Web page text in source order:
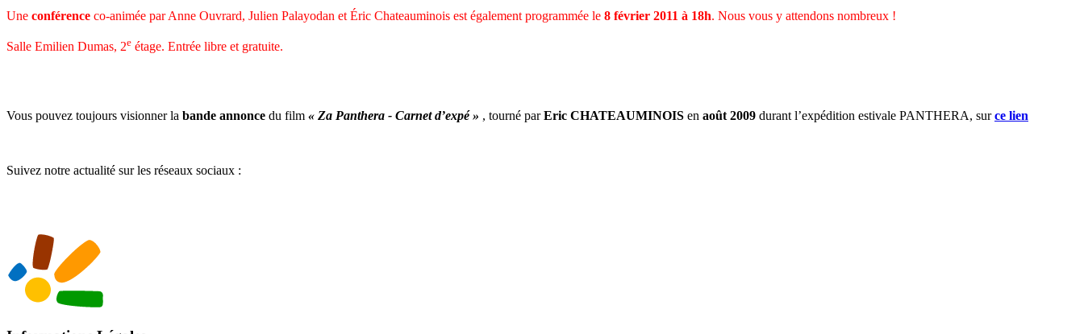
Une conférence co-animée par Anne Ouvrard, Julien Palayodan et Éric Chateauminois est également programmée le 8 février 2011 à 18h. Nous vous y attendons nombreux !
Salle Emilien Dumas, 2e étage. Entrée libre et gratuite.
Vous pouvez toujours visionner la bande annonce du film « Za Panthera - Carnet d’expé » , tourné parEric CHATEAUMINOIS en août 2009 durant l’expédition estivale PANTHERA, surce lien
Suivez notre actualité sur les réseaux sociaux :